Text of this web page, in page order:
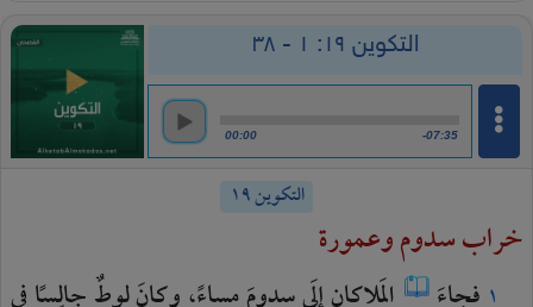
التكوين ١٩: ١ - ٣٨
00:00 -07:35
التكوين ١٩
خراب سدوم وعمورة
١